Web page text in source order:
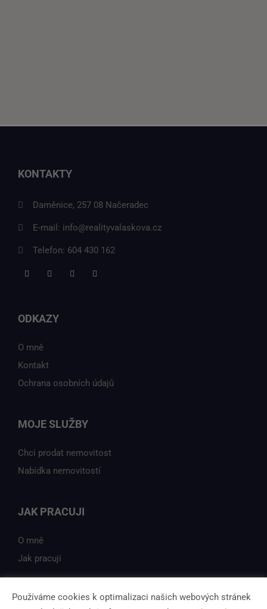
KONTAKTY
Daměnice, 257 08 Načeradec
E-mail: info@realityvalaskova.cz
Telefon: 604 430 162
ODKAZY
O mně
Kontakt
Ochrana osobních údajů
MOJE SLUŽBY
Chci prodat nemovitost
Nabídka nemovitostí
JAK PRACUJI
O mně
Jak pracuji
Používáme cookies k optimalizaci našich webových stránek